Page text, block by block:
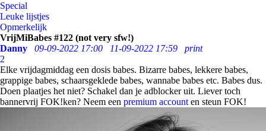
Special
Leuke lijstjes
Opmerkelijk
VrijMiBabes #122 (not very sfw!)
Danny
09-09-2022 17:00 11-09-2022 17:59
print
2
Elke vrijdagmiddag een dosis babes. Bizarre babes, lekkere babes,
grappige babes, schaarsgeklede babes, wannabe babes etc. Babes dus.
Doen plaatjes het niet? Schakel dan je adblocker uit. Liever toch
bannervrij FOK!ken? Neem een premium account en steun FOK!